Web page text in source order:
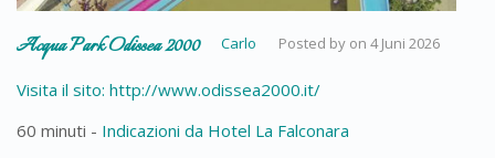
Acqua Park Odissea 2000 Posted by
Carlo on 4 Juni 2026
Visita il sito: http://www.odissea2000.it/
60 minuti - Indicazioni da Hotel La Falconara